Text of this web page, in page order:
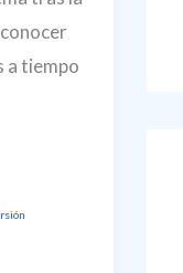
a tiempo